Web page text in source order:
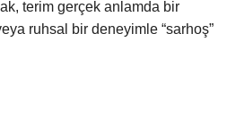
terim gerçek anlamda bir
ruhsal bir deneyimle “sarhoş”